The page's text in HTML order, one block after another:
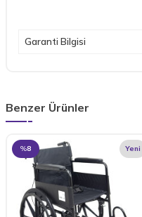
Garanti Bilgisi
Benzer Ürünler
%8 Yeni